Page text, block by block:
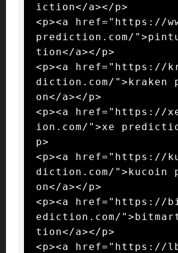
iction</a></p>
<p><a href="https://
prediction.com/
tion</a></p>
<p><a href="https://
diction.com/">kraken
on</a></p>
<p><a href="https://
ion.com/">xe
p>
<p><a href="https://
diction.com/">kucoin
on</a></p>
<p><a href="https://
ediction.com/
tion</a></p>
<p><a href="https://